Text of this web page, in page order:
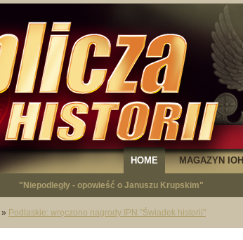
MAGAZYN IOH
HOME
"Niepodległy - opowieść o Januszu Krupskim"
» Podlaskie: wręczono nagrody IPN "Świadek historii"